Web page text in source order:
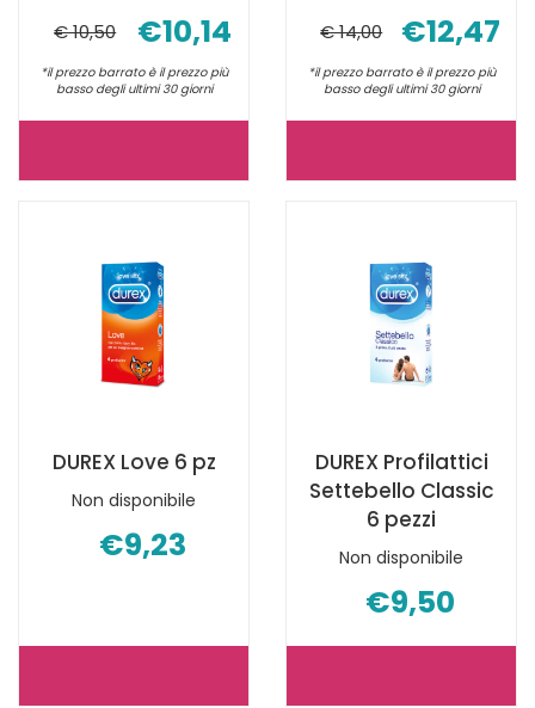
€ 10,50 €10,14
*il prezzo barrato è il prezzo più
basso degli ultimi 30 giorni
6PZ NON
È
DISPONIBILE
€ 14,00 €12,47
*il prezzo barrato è il prezzo più
basso degli ultimi 30 giorni
ON
12
PZ NON
È
DISPONIBILE
DUREX Love 6 pz
Non disponibile
€9,23
DUREX Profilattici
Settebello Classic
6 pezzi
Non disponibile
€9,50